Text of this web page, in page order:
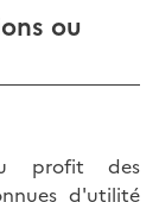
ou
profit des
d'utilité